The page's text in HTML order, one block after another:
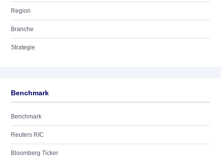
Region
Branche
Strategie
Benchmark
Benchmark
Reuters RIC
Bloomberg Ticker